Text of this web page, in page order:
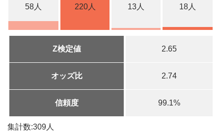
58人
220人
13人
18人
Z検定値 2.65
オッズ比 2.74
信頼度 99.1%
集計数:309人